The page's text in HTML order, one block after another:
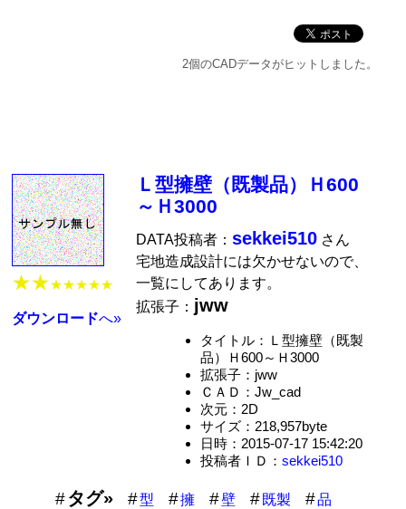
2個のCADデータがヒットしました。
★★★★★★★
ダウンロードへ»
Ｌ型擁壁（既製品）Ｈ600
～Ｈ3000
DATA投稿者：sekkei510 さん
宅地造成設計には欠かせないので、
一覧にしてあります。
拡張子： jww
タイトル：Ｌ型擁壁（既製
品）Ｈ600～Ｈ3000
拡張子：jww
ＣＡＤ：Jw_cad
次元：2D
サイズ：218,957byte
日時：2015-07-17 15:42:20
投稿者ＩＤ： sekkei510
タグ» 型 擁 壁 既製
品